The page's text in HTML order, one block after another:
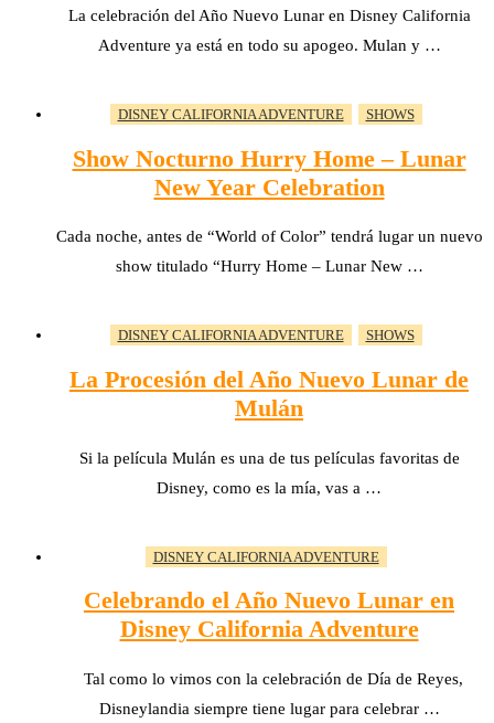
La celebración del Año Nuevo Lunar en Disney California
Adventure ya está en todo su apogeo. Mulan y …
DISNEY CALIFORNIA ADVENTURE SHOWS
Show Nocturno Hurry Home – Lunar
New Year Celebration
Cada noche, antes de “World of Color” tendrá lugar un nuevo
show titulado “Hurry Home – Lunar New …
DISNEY CALIFORNIA ADVENTURE SHOWS
La Procesión del Año Nuevo Lunar de
Mulán
Si la película Mulán es una de tus películas favoritas de
Disney, como es la mía, vas a …
DISNEY CALIFORNIA ADVENTURE
Celebrando el Año Nuevo Lunar en
Disney California Adventure
Tal como lo vimos con la celebración de Día de Reyes,
Disneylandia siempre tiene lugar para celebrar …